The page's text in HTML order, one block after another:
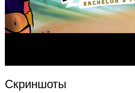
Скриншоты